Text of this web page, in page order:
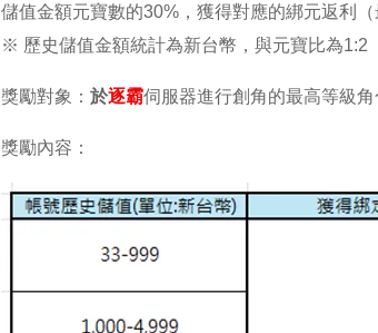
儲值金額元寶數的30%，獲得對應的綁元返利（
※ 歷史儲值金額統計為新台幣，與元寶比為1:2
獎勵對象： 於逐霸伺服器進行創角的最高等級
獎勵內容：